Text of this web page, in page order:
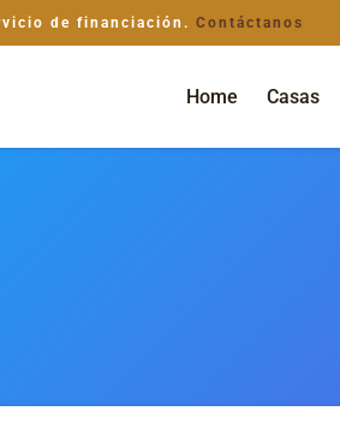
de financiación. Contáctanos
Home Casas